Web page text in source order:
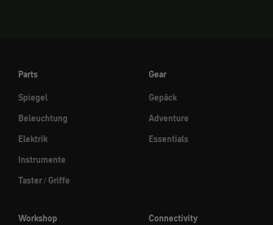
Parts
Spiegel
Beleuchtung
Elektrik
Instrumente
Taster / Griffe
Gear
Gepäck
Adventure
Essentials
Workshop
Connectivity